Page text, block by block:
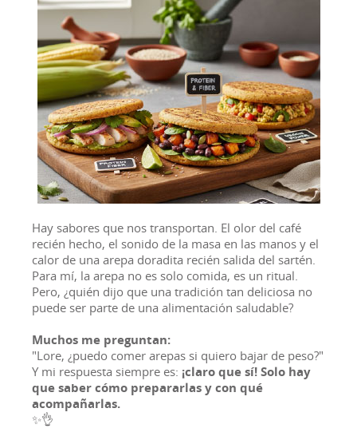
Hay sabores que nos transportan. El olor del café
recién hecho, el sonido de la masa en las manos y el
calor de una arepa doradita recién salida del sartén.
Para mí, la arepa no es solo comida, es un ritual.
Pero, ¿quién dijo que una tradición tan deliciosa no
puede ser parte de una alimentación saludable?
Muchos me preguntan:
"Lore, ¿puedo comer arepas si quiero bajar de peso?"
Y mi respuesta siempre es: ¡claro que sí! Solo hay
que saber cómo prepararlas y con qué
acompañarlas.
✨👌